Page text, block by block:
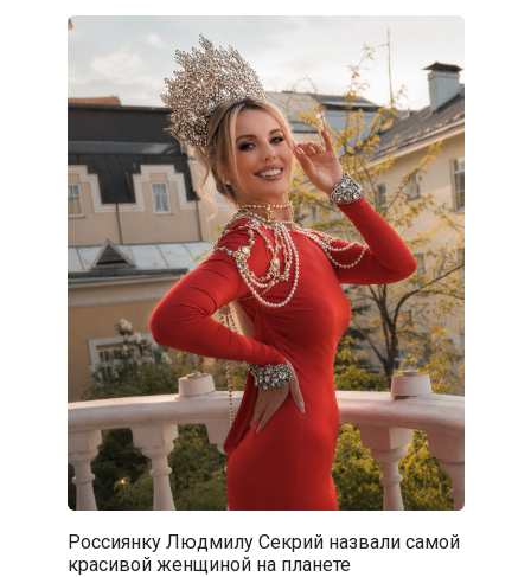
Россиянку Людмилу Секрий назвали самой
красивой женщиной на планете